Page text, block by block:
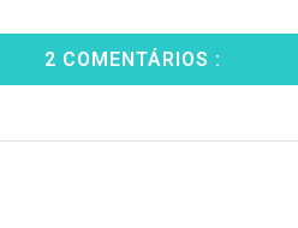
2 COMENTÁRIOS :